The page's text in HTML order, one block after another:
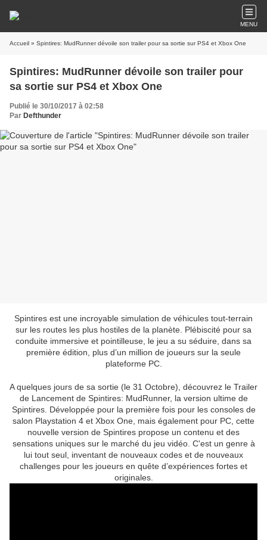
MENU
Accueil » Spintires: MudRunner dévoile son trailer pour sa sortie sur PS4 et Xbox One
Spintires: MudRunner dévoile son trailer pour
sa sortie sur PS4 et Xbox One
Publié le 30/10/2017 à 02:58
Par Defthunder
Spintires est une incroyable simulation de véhicules tout-terrain
sur les routes les plus hostiles de la planète. Plébiscité pour sa
conduite immersive et pointilleuse, le jeu a su séduire, dans sa
première édition, plus d’un million de joueurs sur la seule
plateforme PC.
A quelques jours de sa sortie (le 31 Octobre), découvrez le Trailer
de Lancement de Spintires: MudRunner, la version ultime de
Spintires. Développée pour la première fois pour les consoles de
salon Playstation 4 et Xbox One, mais également pour PC, cette
nouvelle version de Spintires propose un contenu et des
sensations uniques sur le marché du jeu vidéo. C'est un genre à
lui tout seul, inventant de nouveaux codes et de nouveaux
challenges pour les joueurs en quête d’expériences fortes et
originales.